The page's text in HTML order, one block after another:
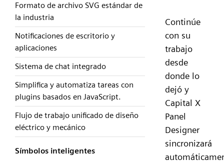
Formato de archivo SVG estándar de
la industria
Notificaciones de escritorio y
aplicaciones
Sistema de chat integrado
Simplifica y automatiza tareas con
plugins basados en JavaScript.
Flujo de trabajo unificado de diseño
eléctrico y mecánico
Símbolos inteligentes
Continúe
con su
trabajo
desde
donde lo
dejó y
Capital X
Panel
Designer
sincronizará